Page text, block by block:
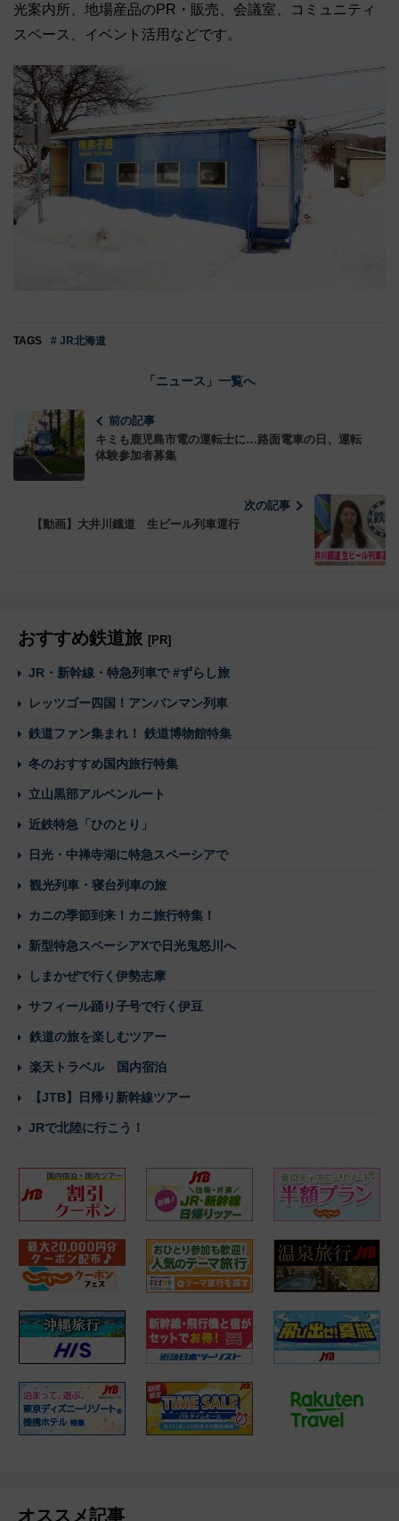
光案内所、地場産品のPR・販売、会議室、コミュニティ
スペース、イベント活用などです。
TAGS # JR北海道
「ニュース」一覧へ
前の記事
キミも鹿児島市電の運転士に…路面電車の日、運転
体験参加者募集
次の記事
【動画】大井川鐡道 生ビール列車運行
おすすめ鉄道旅 [PR]
JR・新幹線・特急列車で #ずらし旅
レッツゴー四国！アンパンマン列車
鉄道ファン集まれ！ 鉄道博物館特集
冬のおすすめ国内旅行特集
立山黒部アルペンルート
近鉄特急「ひのとり」
日光・中禅寺湖に特急スペーシアで
観光列車・寝台列車の旅
カニの季節到来！カニ旅行特集！
新型特急スペーシアXで日光鬼怒川へ
しまかぜで行く伊勢志摩
サフィール踊り子号で行く伊豆
鉄道の旅を楽しむツアー
楽天トラベル 国内宿泊
【JTB】日帰り新幹線ツアー
JRで北陸に行こう！
オススメ記事